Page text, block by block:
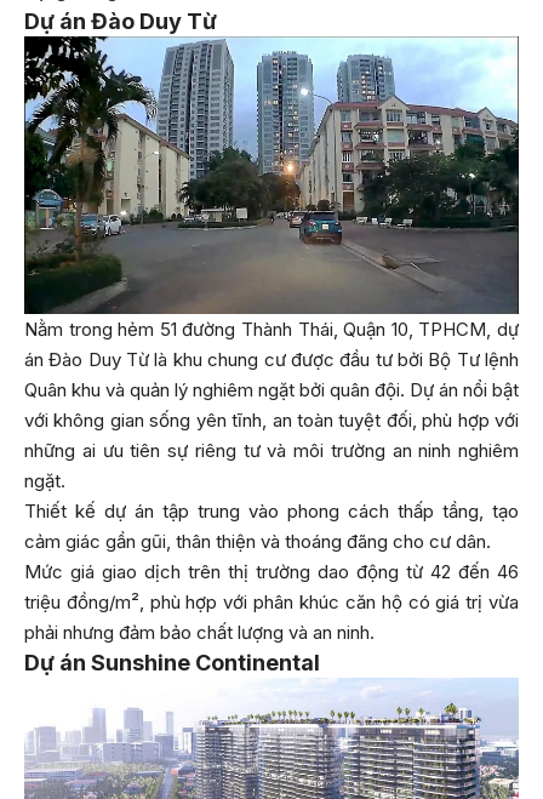
Dự án Đào Duy Từ
Nằm trong hẻm 51 đường Thành Thái, Quận 10, TPHCM, dự
án Đào Duy Từ là khu chung cư được đầu tư bởi Bộ Tư lệnh
Quân khu và quản lý nghiêm ngặt bởi quân đội. Dự án nổi bật
với không gian sống yên tĩnh, an toàn tuyệt đối, phù hợp với
những ai ưu tiên sự riêng tư và môi trường an ninh nghiêm
ngặt.
Thiết kế dự án tập trung vào phong cách thấp tầng, tạo
cảm giác gần gũi, thân thiện và thoáng đãng cho cư dân.
Mức giá giao dịch trên thị trường dao động từ 42 đến 46
triệu đồng/m², phù hợp với phân khúc căn hộ có giá trị vừa
phải nhưng đảm bảo chất lượng và an ninh.
Dự án Sunshine Continental